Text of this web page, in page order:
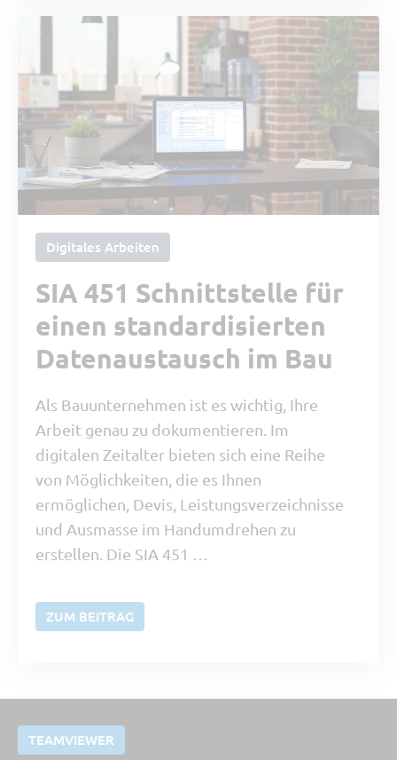
Digitales Arbeiten
SIA 451 Schnittstelle für
einen standardisierten
Datenaustausch im Bau
Als Bauunternehmen ist es wichtig, Ihre
Arbeit genau zu dokumentieren. Im
digitalen Zeitalter bieten sich eine Reihe
von Möglichkeiten, die es Ihnen
ermöglichen, Devis, Leistungsverzeichnisse
und Ausmasse im Handumdrehen zu
erstellen. Die SIA 451 …
ZUM BEITRAG
TEAMVIEWER